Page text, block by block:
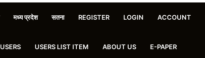
मध्य प्रदेश सतना REGISTER LOGIN ACCOUNT
USERS USERS LIST ITEM ABOUT US E-PAPER